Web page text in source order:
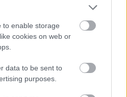
to enable storage
cookies on web or
data to be sent to
purposes.
rakstot komentārus, ievērot
un iztikt bez rupjībām.
Ziņot